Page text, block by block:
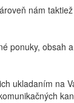
nám
ponuky, obsah
ukladaním na